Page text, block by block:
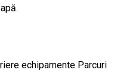
echipamente Parcuri